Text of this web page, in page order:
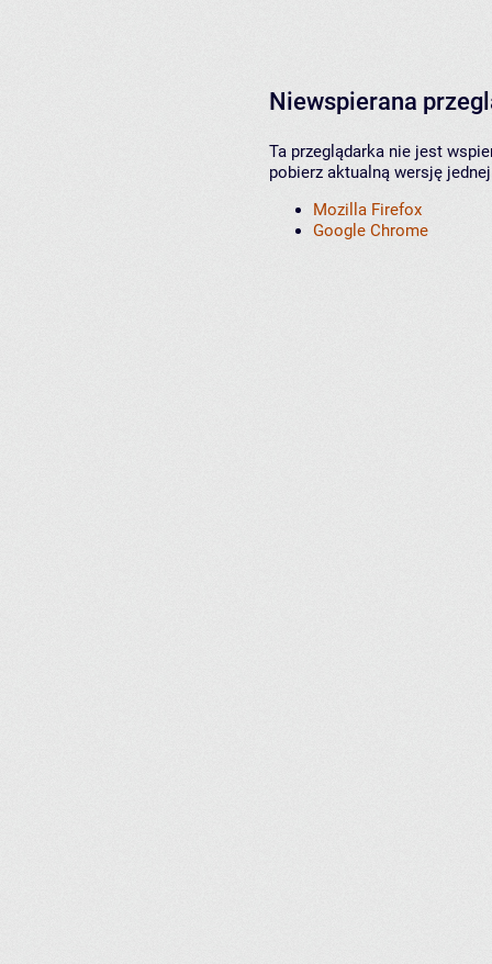
Niewspierana
Ta przeglądarka nie jest
pobierz aktualną wersję
Mozilla Firefox
Google Chrome